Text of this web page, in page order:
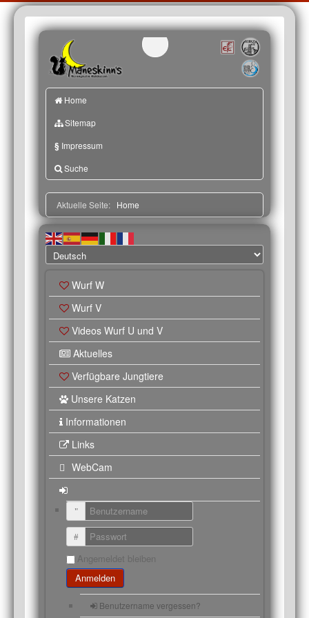
Home
Sitemap
§ Impressum
Suche
Aktuelle Seite: Home
Wurf W
Wurf V
Videos Wurf U und V
Aktuelles
Verfügbare Jungtiere
Unsere Katzen
Informationen
Links
WebCam
Benutzername
Passwort
Angemeldet bleiben
Anmelden
Benutzername vergessen?